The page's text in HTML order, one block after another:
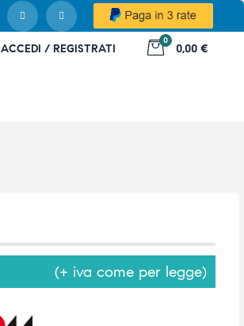
ACCEDI / REGISTRATI
0
0,00 €
(+ iva come per legge)